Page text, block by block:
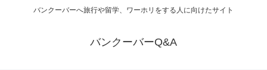
バンクーバーへ旅行や留学、ワーホリをする人に向けたサイト
バンクーバーQ&A